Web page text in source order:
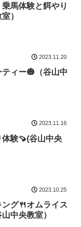
馬体験と餌やり
）
2023.11.20
ィー🎃（谷山中
2023.11.16
験🍠(谷山中央
2023.10.25
グ🍴オムライス
中央教室）